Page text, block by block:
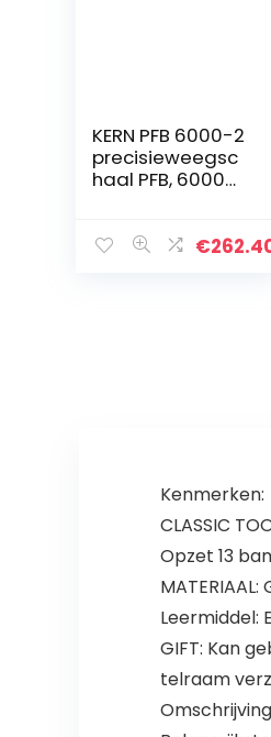
KERN PFB 6000-2
precisieweegsc
haal PFB, 6000g
leesbaarheid
€
Kenmerken:
CLASSIC
Opzet 13
Leermiddel:
GIFT: Kan
telraam